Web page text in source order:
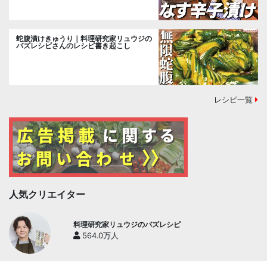
蛇腹漬けきゅうり｜料理研究家リュウジの
バズレシピさんのレシピ書き起こし
レシピ一覧
人気クリエイター
料理研究家リュウジのバズレシピ
564.0万人